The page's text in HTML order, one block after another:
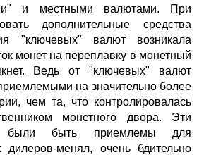
и местными валютами. При
дополнительные средства
"ключевых" валют возникала
монет на переплавку в монетный
Ведь от "ключевых" валют
на значительно более
чем та, что контролировалась
монетного двора. Эти
были быть приемлемы для
дилеров-менял, очень бдительно